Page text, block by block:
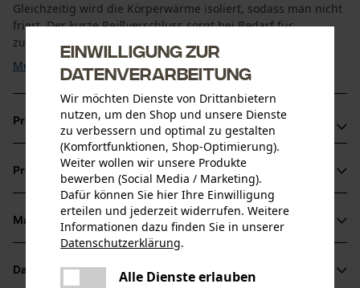
Gleichzeitig wird die Körperwärme isoliert, sodass man nicht
friert. Der kurze Reißverschluss sorgt bei Bedarf für
zusätzliche Luftzirkulation und vereinfacht das ...
Mehr anzeigen
Produktvorteile
Geruchsneutral bei starkem Schwitzen und trocknet sehr
schnell
Merino Shirt wirkt temperaturregulierend
Longsleeve Merino Unterwäsche fühlt sich angenehm auf
der Haut an, kein Kratzen auf der Haut
Produktinformationen
Produktdetails
Ärmeltyp
Material & Pflege
Material
Datenblätter
Einwilligung zur
Datenverarbeitung
Wir möchten Dienste von Drittanbietern
nutzen, um den Shop und unsere Dienste
zu verbessern und optimal zu gestalten
(Komfortfunktionen, Shop-Optimierung).
Weiter wollen wir unsere Produkte
bewerben (Social Media / Marketing).
Dafür können Sie hier Ihre Einwilligung
erteilen und jederzeit widerrufen. Weitere
Informationen dazu finden Sie in unserer
Datenschutzerklärung.
Alle Dienste erlauben
Es ist ein Fehler aufgetreten. Bitte